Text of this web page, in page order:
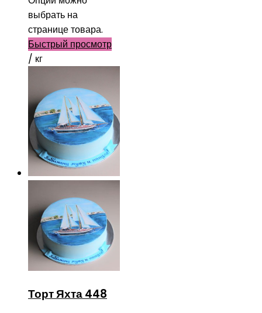
выбрать на
странице товара.
Быстрый просмотр
/ кг
Торт Яхта 448